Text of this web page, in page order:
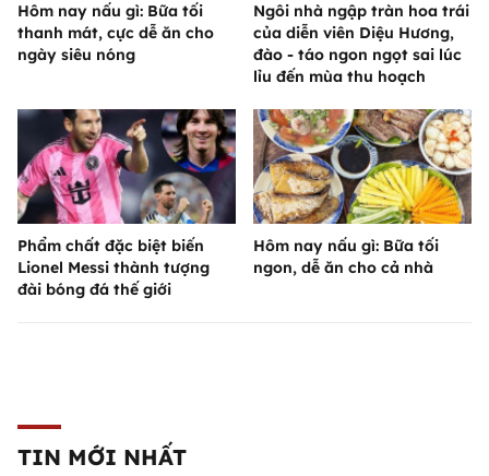
Hôm nay nấu gì: Bữa tối
thanh mát, cực dễ ăn cho
ngày siêu nóng
Ngôi nhà ngập tràn hoa trái
của diễn viên Diệu Hương,
đào - táo ngon ngọt sai lúc
lỉu đến mùa thu hoạch
Phẩm chất đặc biệt biến
Lionel Messi thành tượng
đài bóng đá thế giới
Hôm nay nấu gì: Bữa tối
ngon, dễ ăn cho cả nhà
TIN MỚI NHẤT